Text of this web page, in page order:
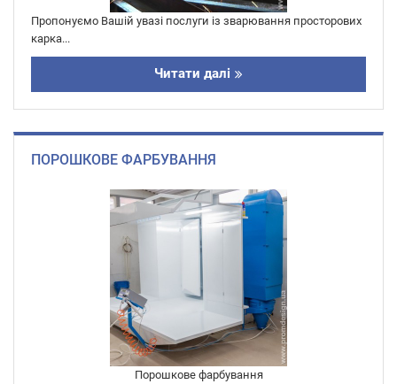
Пропонуємо Вашій увазі послуги із зварювання просторових
карка...
Читати далі
ПОРОШКОВЕ ФАРБУВАННЯ
Порошкове фарбування